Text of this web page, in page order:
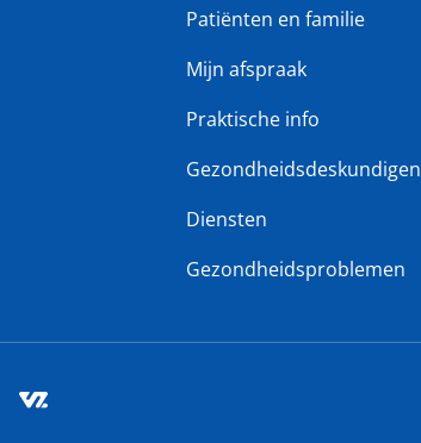
Patiënten en familie
Mijn afspraak
Praktische info
Gezondheidsdeskundigen
Diensten
Gezondheidsproblemen